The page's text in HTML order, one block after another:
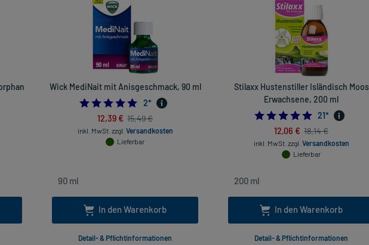
Wick MediNait mit Anisgeschmack, 90 ml
5.0
2*
12,39 € 15,49 €
inkl. MwSt. zzgl. Versandkosten
Lieferbar
In den Warenkorb
Detail- & Pflichtinformationen
Stilaxx Hustenstiller Isländisch Moos
Erwachsene, 200 ml
5.0
21*
12,06 € 18,14 €
inkl. MwSt. zzgl. Versandkosten
Lieferbar
In den Warenkorb
Detail- & Pflichtinformationen